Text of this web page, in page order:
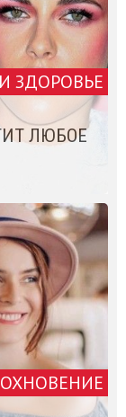
ЗДОРОВЬЕ
ЛЮБОЕ